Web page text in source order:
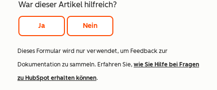
War dieser Artikel hilfreich?
Ja Nein
Dieses Formular wird nur verwendet, um Feedback zur
Dokumentation zu sammeln. Erfahren Sie, wie Sie Hilfe bei Fragen
zu HubSpot erhalten können.